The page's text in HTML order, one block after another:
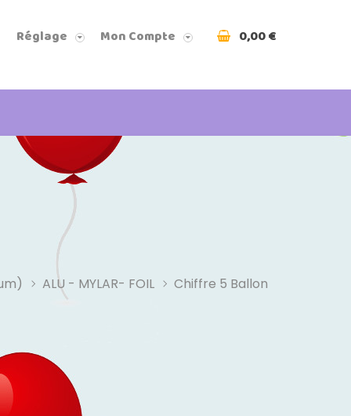
Réglage Mon Compte 0,00 €
ALU - MYLAR- FOIL Chiffre 5 Ballon